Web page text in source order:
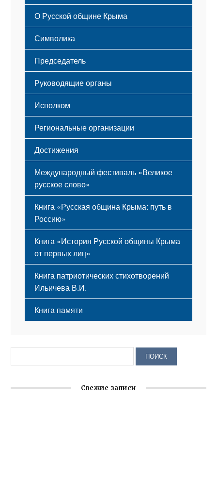
Русский Крым
О Русской общине Крыма
Этапы становления
Принципы деятельности
Структура
Мероприятия
Символика
Флаг
Герб
Гимн
Председатель
Руководящие органы
Исполком
Региональные организации
Достижения
Международный фестиваль «Великое
русское слово»
Книга «Русская община Крыма: путь в
Россию»
Книга «История Русской общины Крыма
от первых лиц»
Книга патриотических стихотворений
Ильичева В.И.
Книга памяти
Свежие записи